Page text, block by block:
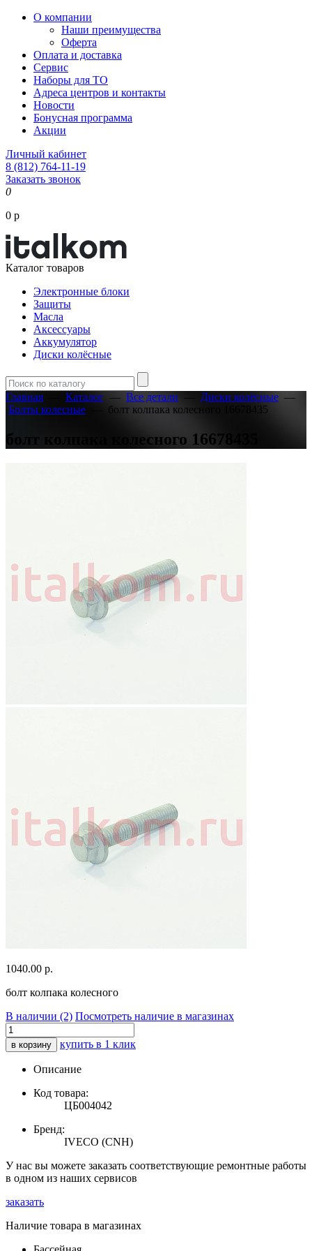
О компании
Наши преимущества
Оферта
Оплата и доставка
Сервис
Наборы для ТО
Адреса центров и контакты
Новости
Бонусная программа
Акции
Личный кабинет
8 (812) 764-11-19
Заказать звонок
0
0 р
Каталог товаров
Электронные блоки
Защиты
Масла
Аксессуары
Аккумулятор
Диски колёсные
Главная Каталог — Все детали — Диски колёсные —
Болты колесные
болт колпака колесного 16678435
болт колпака колесного 16678435
1040.00 р.
болт колпака колесного
В наличии (2) Посмотреть наличие в магазинах
в корзину купить в 1 клик
Описание
Код товара:
ЦБ004042
Бренд:
IVECO (CNH)
У нас вы можете заказать соответствующие ремонтные работы
в одном из наших сервисов
заказать
Наличие товара в магазинах